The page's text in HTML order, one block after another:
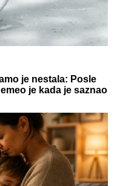
i svi gledaju
je viđamo u
Odabrala model
vratila
nakon
se od
kakav im je